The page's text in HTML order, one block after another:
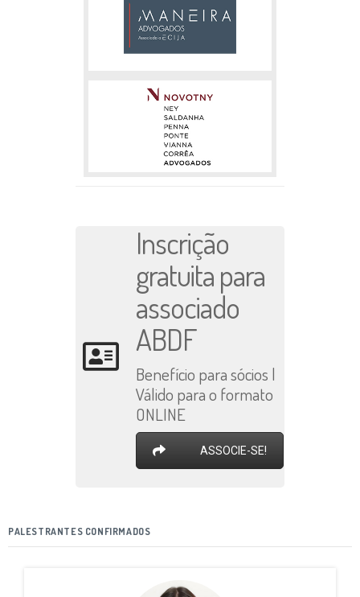
Inscrição
gratuita para
associado
ABDF
Benefício para sócios |
Válido para o formato
ONLINE
ASSOCIE-SE!
PALESTRANTES CONFIRMADOS